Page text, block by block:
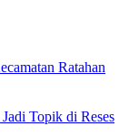
Ratahan
Topik di Reses